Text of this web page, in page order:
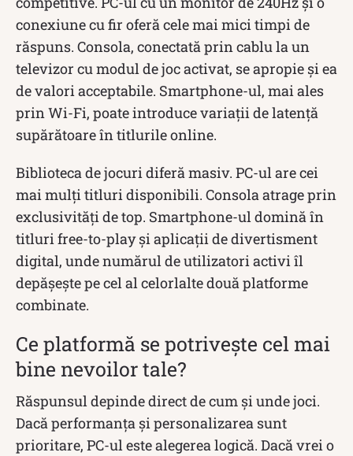
conexiune cu fir oferă cele mai mici timpi de
răspuns. Consola, conectată prin cablu la un
televizor cu modul de joc activat, se apropie și ea
de valori acceptabile. Smartphone-ul, mai ales
prin Wi-Fi, poate introduce variații de latență
supărătoare în titlurile online.
Biblioteca de jocuri diferă masiv. PC-ul are cei
mai mulți titluri disponibili. Consola atrage prin
exclusivități de top. Smartphone-ul domină în
titluri free-to-play și aplicații de divertisment
digital, unde numărul de utilizatori activi îl
depășește pe cel al celorlalte două platforme
combinate.
Ce platformă se potrivește cel mai
bine nevoilor tale?
Răspunsul depinde direct de cum și unde joci.
Dacă performanța și personalizarea sunt
prioritare, PC-ul este alegerea logică. Dacă vrei o